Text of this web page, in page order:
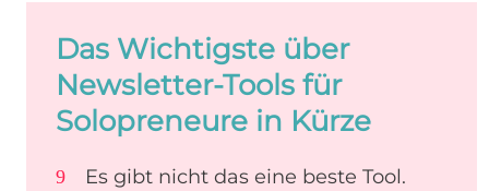
Das Wichtigste über
Newsletter-Tools für
Solopreneure in Kürze
Es gibt nicht das eine beste Tool.